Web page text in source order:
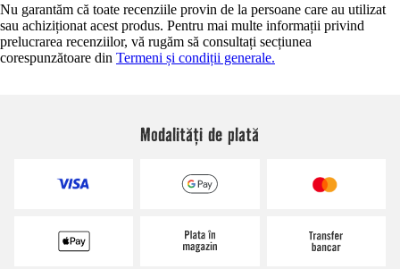
Nu garantăm că toate recenziile provin de la persoane care au utilizat
sau achiziționat acest produs. Pentru mai multe informații privind
prelucrarea recenziilor, vă rugăm să consultați secțiunea
corespunzătoare din Termeni și condiții generale.
Modalități de plată